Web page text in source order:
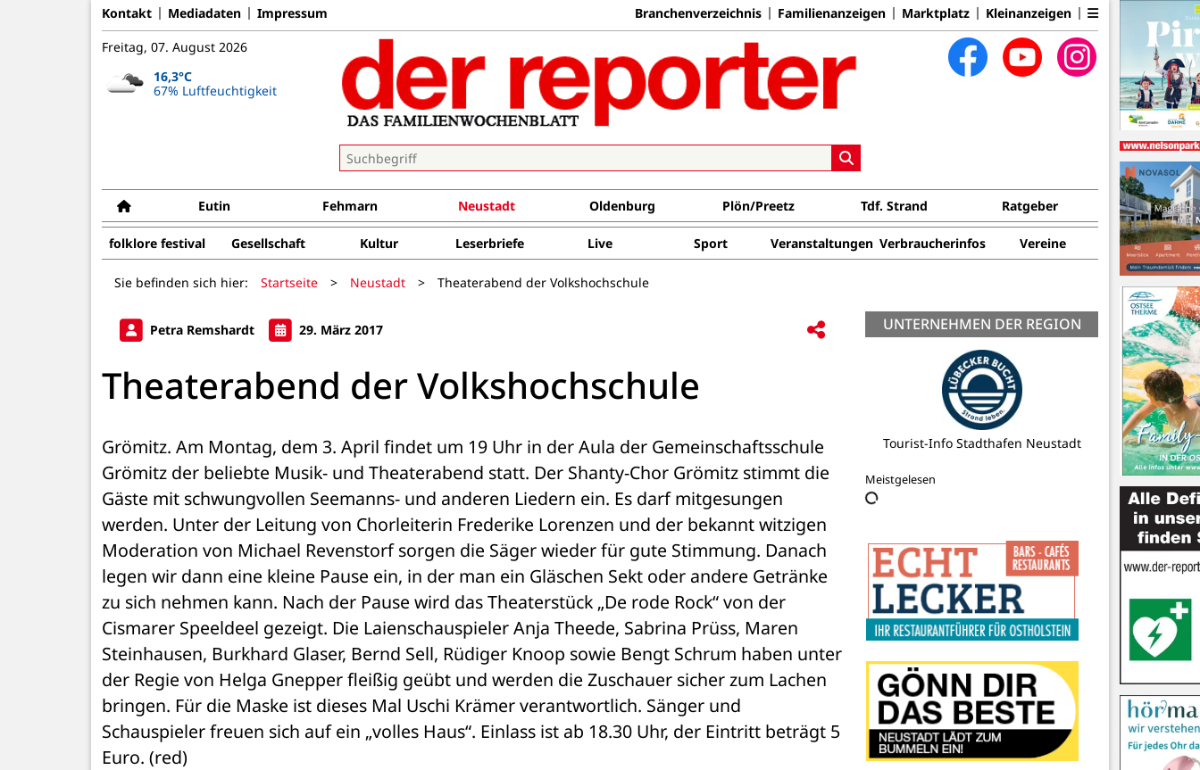
Kontakt Mediadaten Impressum Branchenverzeichnis Familienanzeigen Marktplatz Kleinanzeigen
Freitag, 07. August 2026
16,3°C
67% Luftfeuchtigkeit
Eutin Fehmarn Neustadt Oldenburg Plön/Preetz Tdf. Strand Ratgeber
folklore festival Gesellschaft Kultur Leserbriefe Live Sport Veranstaltungen Verbraucherinfos Vereine
Sie befinden sich hier: Startseite > Neustadt > Theaterabend der Volkshochschule
Petra Remshardt 29. März 2017
Theaterabend der Volkshochschule
Grömitz. Am Montag, dem 3. April findet um 19 Uhr in der Aula der Gemeinschaftsschule
Grömitz der beliebte Musik- und Theaterabend statt. Der Shanty-Chor Grömitz stimmt die
Gäste mit schwungvollen Seemanns- und anderen Liedern ein. Es darf mitgesungen
werden. Unter der Leitung von Chorleiterin Frederike Lorenzen und der bekannt witzigen
Moderation von Michael Revenstorf sorgen die Säger wieder für gute Stimmung. Danach
legen wir dann eine kleine Pause ein, in der man ein Gläschen Sekt oder andere Getränke
zu sich nehmen kann. Nach der Pause wird das Theaterstück „De rode Rock“ von der
Cismarer Speeldeel gezeigt. Die Laienschauspieler Anja Theede, Sabrina Prüss, Maren
Steinhausen, Burkhard Glaser, Bernd Sell, Rüdiger Knoop sowie Bengt Schrum haben unter
der Regie von Helga Gnepper fleißig geübt und werden die Zuschauer sicher zum Lachen
bringen. Für die Maske ist dieses Mal Uschi Krämer verantwortlich. Sänger und
Schauspieler freuen sich auf ein „volles Haus“. Einlass ist ab 18.30 Uhr, der Eintritt beträgt 5
Euro. (red)
UNTERNEHMEN DER REGION
reporter Rezepte
Meistgelesen